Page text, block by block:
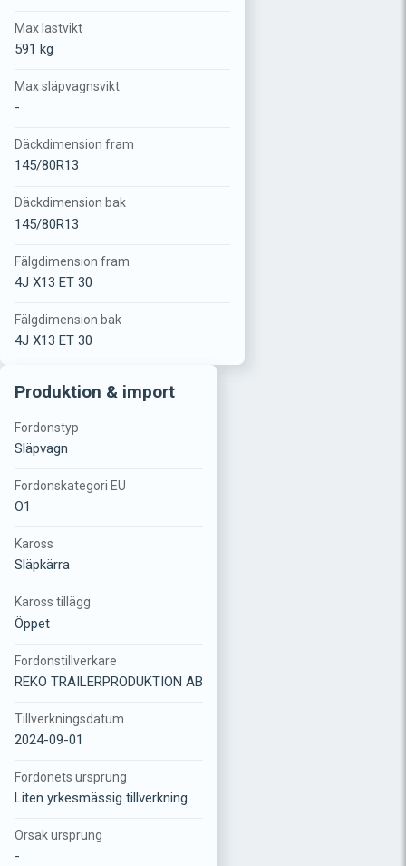
Max lastvikt
591 kg
Max släpvagnsvikt
-
Däckdimension fram
145/80R13
Däckdimension bak
145/80R13
Fälgdimension fram
4J X13 ET 30
Fälgdimension bak
4J X13 ET 30
Produktion & import
Fordonstyp
Släpvagn
Fordonskategori EU
O1
Kaross
Släpkärra
Kaross tillägg
Öppet
Fordonstillverkare
REKO TRAILERPRODUKTION AB
Tillverkningsdatum
2024-09-01
Fordonets ursprung
Liten yrkesmässig tillverkning
Orsak ursprung
-